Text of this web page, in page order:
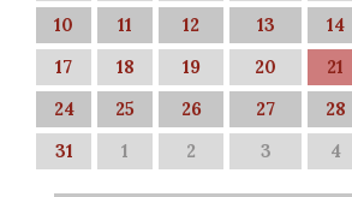
10
11 12 13 14
17
18 19 20 21
24
25 26 27 28
31
1 2 3 4